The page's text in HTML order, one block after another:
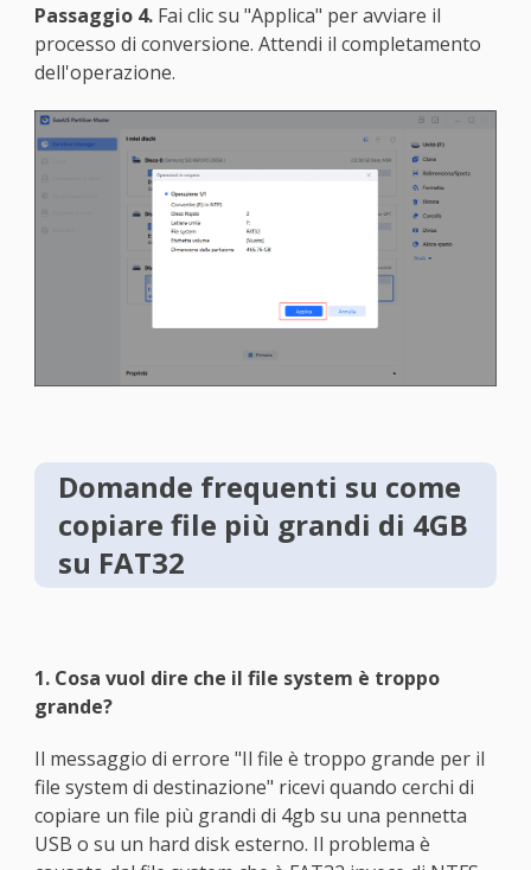
Passaggio 4. Fai clic su "Applica" per avviare il
processo di conversione. Attendi il completamento
dell'operazione.
Domande frequenti su come
copiare file più grandi di 4GB
su FAT32
1. Cosa vuol dire che il file system è troppo
grande?
Il messaggio di errore "Il file è troppo grande per il
file system di destinazione" ricevi quando cerchi di
copiare un file più grandi di 4gb su una pennetta
USB o su un hard disk esterno. Il problema è